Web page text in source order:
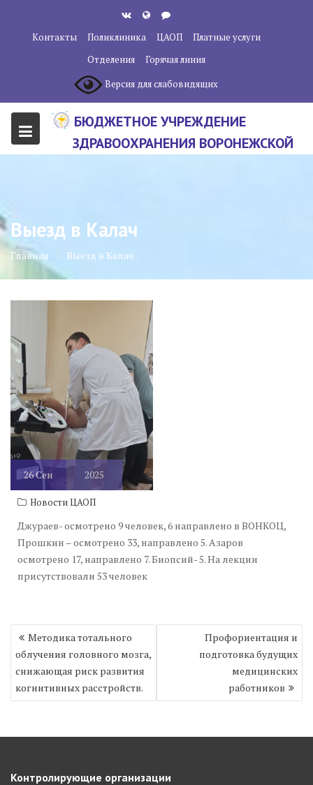
содержанию
Контакты Поликлиника ЦАОП
Платные услуги
Отделения
Горячая линия
Версия для слабовидящих
БЮДЖЕТНОЕ УЧРЕЖДЕНИЕ
ЗДРАВООХРАНЕНИЯ ВОРОНЕЖСКОЙ
ЦЕНТР"
Выезд в Калач
Главная Выезд в Калач
26Сен 2025
Новости ЦАОП
Джураев- осмотрено 9 человек, 6 направлено в ВОНКОЦ,
Прошкин – осмотрено 33, направлено 5. Азаров
осмотрено 17, направлено 7. Биопсий- 5. На лекции
присутствовали 53 человек
Навигация
по
записям
Методика тотального
облучения головного мозга,
снижающая риск развития
когнитивных расстройств.
Профориентация и
подготовка будущих
медицинских
работников
Контролирующие организации